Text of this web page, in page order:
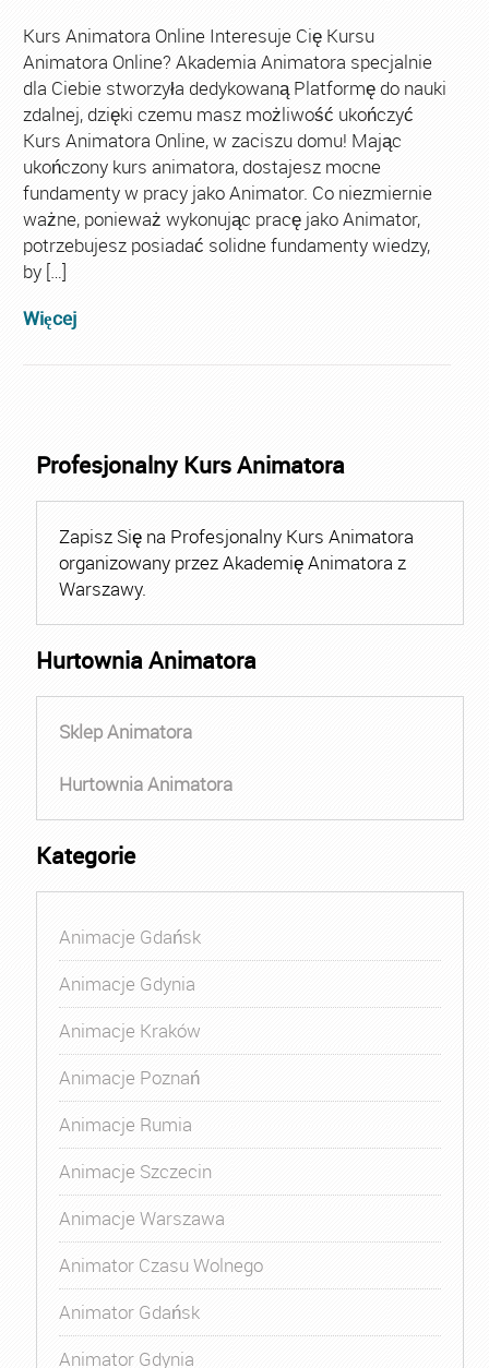
Kurs Animatora Online Interesuje Cię Kursu
Animatora Online? Akademia Animatora specjalnie
dla Ciebie stworzyła dedykowaną Platformę do nauki
zdalnej, dzięki czemu masz możliwość ukończyć
Kurs Animatora Online, w zaciszu domu! Mając
ukończony kurs animatora, dostajesz mocne
fundamenty w pracy jako Animator. Co niezmiernie
ważne, ponieważ wykonując pracę jako Animator,
potrzebujesz posiadać solidne fundamenty wiedzy,
by […]
Więcej
Profesjonalny Kurs Animatora
Zapisz Się na Profesjonalny Kurs Animatora
organizowany przez Akademię Animatora z
Warszawy.
Hurtownia Animatora
Sklep Animatora
Hurtownia Animatora
Kategorie
Animacje Gdańsk
Animacje Gdynia
Animacje Kraków
Animacje Poznań
Animacje Rumia
Animacje Szczecin
Animacje Warszawa
Animator Czasu Wolnego
Animator Gdańsk
Animator Gdynia